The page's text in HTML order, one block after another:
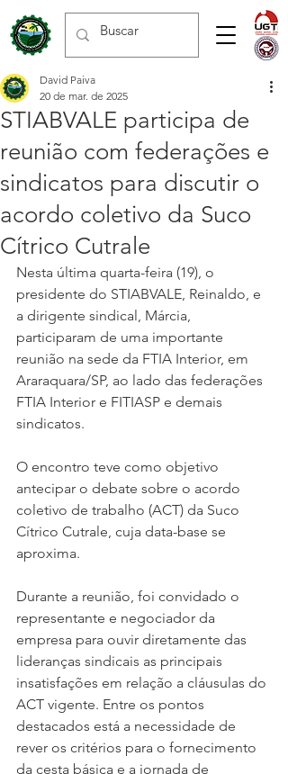
STIABVALE participa de
reunião com federações e
sindicatos para discutir o
acordo coletivo da Suco
Cítrico Cutrale
David Paiva
20 de mar. de 2025
Nesta última quarta-feira (19), o
presidente do STIABVALE, Reinaldo, e
a dirigente sindical, Márcia,
participaram de uma importante
reunião na sede da FTIA Interior, em
Araraquara/SP, ao lado das federações
FTIA Interior e FITIASP e demais
sindicatos.
O encontro teve como objetivo
antecipar o debate sobre o acordo
coletivo de trabalho (ACT) da Suco
Cítrico Cutrale, cuja data-base se
aproxima.
Durante a reunião, foi convidado o
representante e negociador da
empresa para ouvir diretamente das
lideranças sindicais as principais
insatisfações em relação a cláusulas do
ACT vigente. Entre os pontos
destacados está a necessidade de
rever os critérios para o fornecimento
da cesta básica e a jornada de